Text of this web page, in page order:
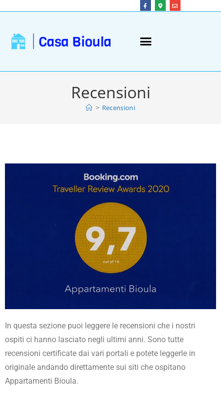
Recensioni
> Recensioni
In questa sezione puoi leggere le recensioni che i nostri
ospiti ci hanno lasciato negli ultimi anni. Sono tutte
recensioni certificate dai vari portali e potete leggerle in
originale andando direttamente sui siti che ospitano
Appartamenti Bioula.